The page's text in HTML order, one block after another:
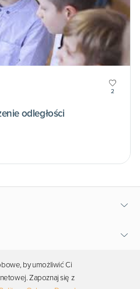
2
odległości
by umożliwić Ci
Zapoznaj się z